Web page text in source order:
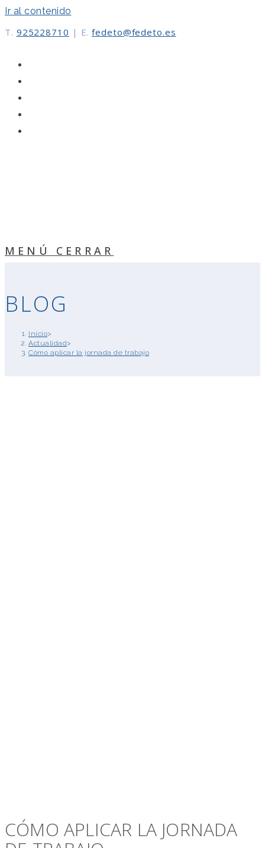
Ir al contenido
T. 925228710 | E. fedeto@fedeto.es
MENÚ CERRAR
BLOG
Inicio>
Actualidad>
Cómo aplicar la jornada de trabajo
CÓMO APLICAR LA JORNADA